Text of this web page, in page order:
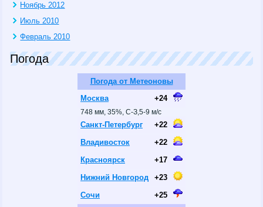
Ноябрь 2012
Июль 2010
Февраль 2010
Погода
Погода от Метеоновы
Москва
+24
748 мм, 35%, С-З,5-9 м/с
Санкт-Петербург
+22
Владивосток
+22
Красноярск
+17
Нижний Новгород
+23
Сочи
+25